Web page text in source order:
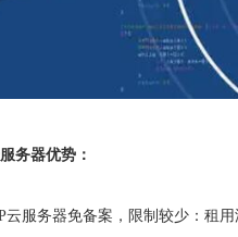
务器优势：
云服务器免备案，限制较少：租